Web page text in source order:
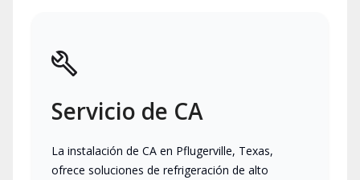
Servicio de CA
La instalación de CA en Pflugerville, Texas,
ofrece soluciones de refrigeración de alto